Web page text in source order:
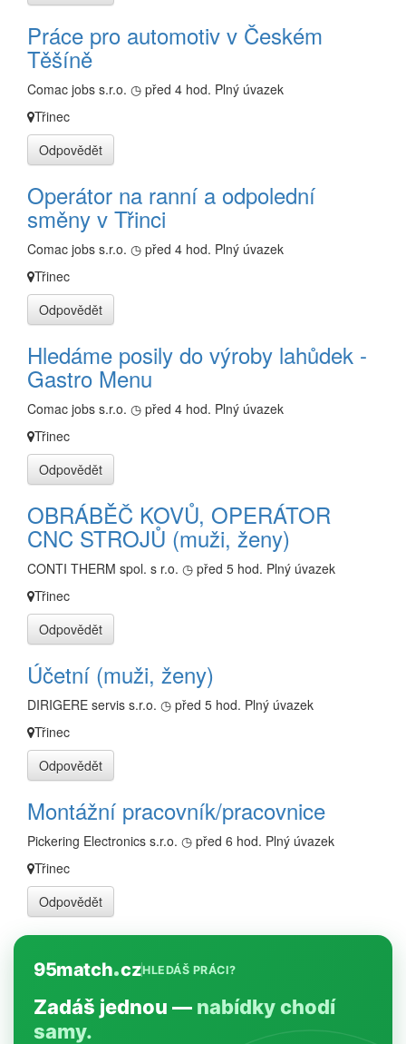
Práce pro automotiv v Českém
Těšíně
Comac jobs s.r.o. ◷ před 4 hod. Plný úvazek
Třinec
Odpovědět
Operátor na ranní a odpolední
směny v Třinci
Comac jobs s.r.o. ◷ před 4 hod. Plný úvazek
Třinec
Odpovědět
Hledáme posily do výroby lahůdek -
Gastro Menu
Comac jobs s.r.o. ◷ před 4 hod. Plný úvazek
Třinec
Odpovědět
OBRÁBĚČ KOVŮ, OPERÁTOR
CNC STROJŮ (muži, ženy)
CONTI THERM spol. s r.o. ◷ před 5 hod. Plný úvazek
Třinec
Odpovědět
Účetní (muži, ženy)
DIRIGERE servis s.r.o. ◷ před 5 hod. Plný úvazek
Třinec
Odpovědět
Montážní pracovník/pracovnice
Pickering Electronics s.r.o. ◷ před 6 hod. Plný úvazek
Třinec
Odpovědět
95match czHLEDÁŠ PRÁCI?
Zadáš jednou — nabídky chodí
samy.